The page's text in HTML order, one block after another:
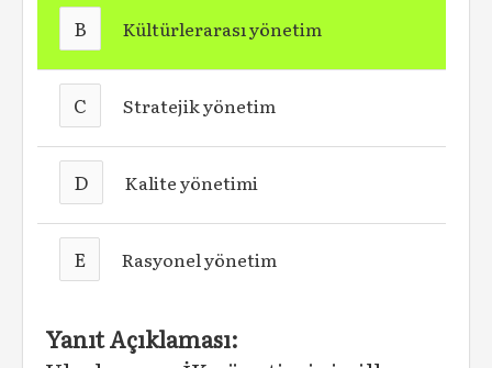
B Kültürlerarası yönetim
C Stratejik yönetim
D Kalite yönetimi
E Rasyonel yönetim
Yanıt Açıklaması: